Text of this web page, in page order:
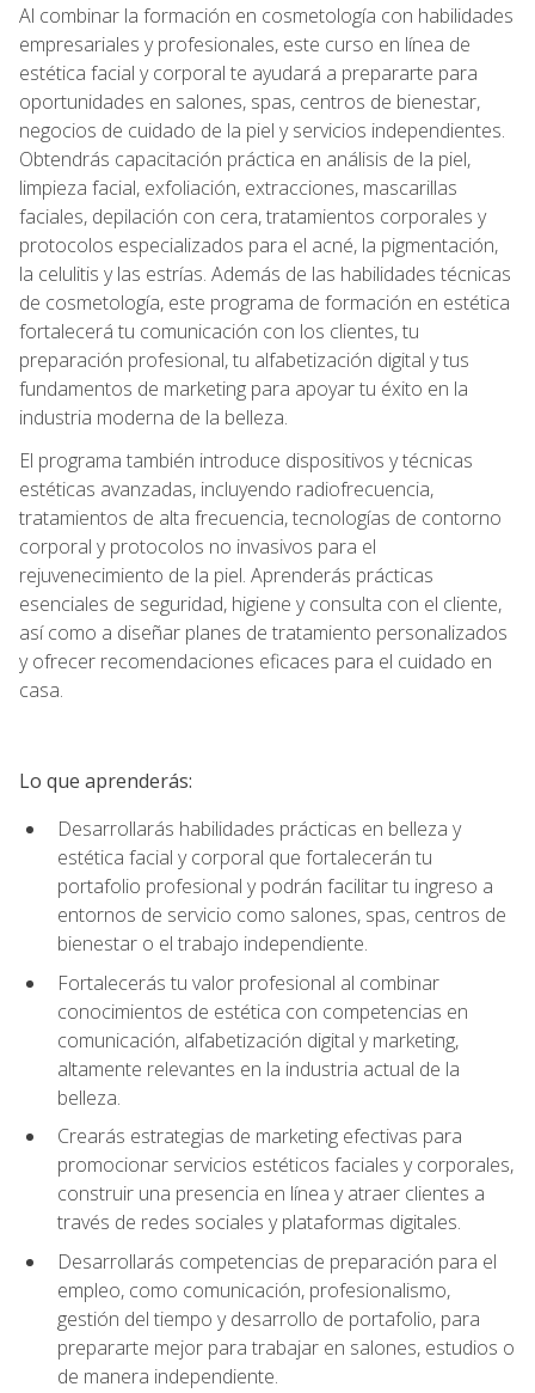
Al combinar la formación en cosmetología con habilidades
empresariales y profesionales, este curso en línea de
estética facial y corporal te ayudará a prepararte para
oportunidades en salones, spas, centros de bienestar,
negocios de cuidado de la piel y servicios independientes.
Obtendrás capacitación práctica en análisis de la piel,
limpieza facial, exfoliación, extracciones, mascarillas
faciales, depilación con cera, tratamientos corporales y
protocolos especializados para el acné, la pigmentación,
la celulitis y las estrías. Además de las habilidades técnicas
de cosmetología, este programa de formación en estética
fortalecerá tu comunicación con los clientes, tu
preparación profesional, tu alfabetización digital y tus
fundamentos de marketing para apoyar tu éxito en la
industria moderna de la belleza.
El programa también introduce dispositivos y técnicas
estéticas avanzadas, incluyendo radiofrecuencia,
tratamientos de alta frecuencia, tecnologías de contorno
corporal y protocolos no invasivos para el
rejuvenecimiento de la piel. Aprenderás prácticas
esenciales de seguridad, higiene y consulta con el cliente,
así como a diseñar planes de tratamiento personalizados
y ofrecer recomendaciones eficaces para el cuidado en
casa.
Lo que aprenderás:
Desarrollarás habilidades prácticas en belleza y
estética facial y corporal que fortalecerán tu
portafolio profesional y podrán facilitar tu ingreso a
entornos de servicio como salones, spas, centros de
bienestar o el trabajo independiente.
Fortalecerás tu valor profesional al combinar
conocimientos de estética con competencias en
comunicación, alfabetización digital y marketing,
altamente relevantes en la industria actual de la
belleza.
Crearás estrategias de marketing efectivas para
promocionar servicios estéticos faciales y corporales,
construir una presencia en línea y atraer clientes a
través de redes sociales y plataformas digitales.
Desarrollarás competencias de preparación para el
empleo, como comunicación, profesionalismo,
gestión del tiempo y desarrollo de portafolio, para
prepararte mejor para trabajar en salones, estudios o
de manera independiente.